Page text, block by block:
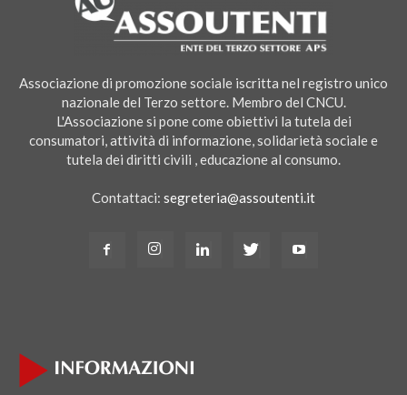
Associazione di promozione sociale iscritta nel registro unico
nazionale del Terzo settore. Membro del CNCU.
L'Associazione si pone come obiettivi la tutela dei
consumatori, attività di informazione, solidarietà sociale e
tutela dei diritti civili , educazione al consumo.
Contattaci: segreteria@assoutenti.it